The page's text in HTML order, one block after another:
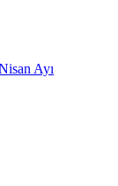
Ayı